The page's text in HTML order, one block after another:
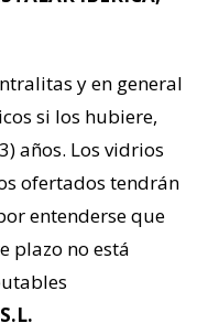
y en general
si los hubiere,
años. Los vidrios
ofertados tendrán
entenderse que
plazo no está